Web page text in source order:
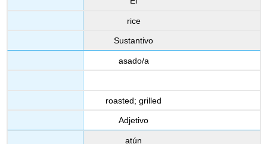
rice
Sustantivo
asado/a
roasted; grilled
Adjetivo
atún